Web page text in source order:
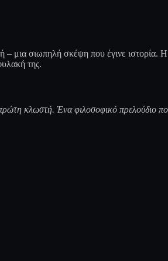
μια σιωπηλή σκέψη που έγινε ιστορία.
της.
κλωστή. Ένα φιλοσοφικό πρελούδιο